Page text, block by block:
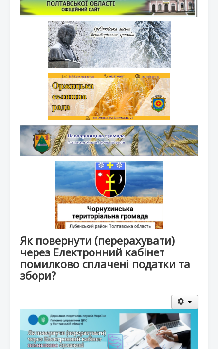
Як повернути (перерахувати)
через Електронний кабінет
помилково сплачені податки та
збори?